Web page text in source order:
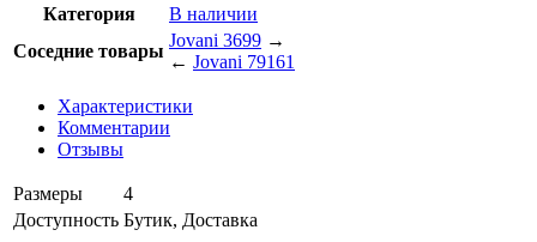
Категория
В наличии
Соседние товары
Jovani 3699 →
← Jovani 79161
Характеристики
Комментарии
Отзывы
Размеры
4
Доступность Бутик, Доставка